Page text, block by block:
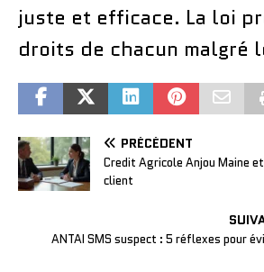
juste et efficace. La loi
droits de chacun malgré
PRÉCÉDENT
Credit Agricole Anjou Maine
client
ANTAI SMS suspect : 5 réflexes pour